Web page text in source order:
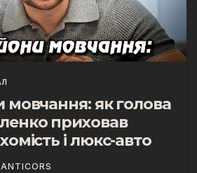
мовчання: як голова
приховав
і люкс-авто
ANTICORS